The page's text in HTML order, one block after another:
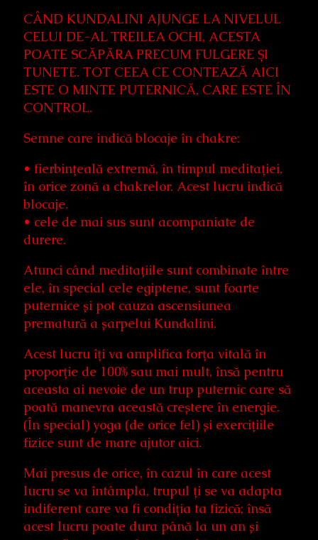
CÂND KUNDALINI AJUNGE LA NIVELUL
CELUI DE-AL TREILEA OCHI, ACESTA
POATE SCĂPĂRA PRECUM FULGERE ȘI
TUNETE. TOT CEEA CE CONTEAZĂ AICI
ESTE O MINTE PUTERNICĂ, CARE ESTE ÎN
CONTROL.
Semne care indică blocaje în chakre:
• fierbințeală extremă, în timpul meditației,
în orice zonă a chakrelor. Acest lucru indică
blocaje.
• cele de mai sus sunt acompaniate de
durere.
Atunci când meditațiile sunt combinate între
ele, în special cele egiptene, sunt foarte
puternice și pot cauza ascensiunea
prematură a șarpelui Kundalini.
Acest lucru îți va amplifica forța vitală în
proporție de 100% sau mai mult, însă pentru
aceasta ai nevoie de un trup puternic care să
poată manevra această creștere în energie.
(În special) yoga (de orice fel) și exercițiile
fizice sunt de mare ajutor aici.
Mai presus de orice, în cazul în care acest
lucru se va întâmpla, trupul ți se va adapta
indiferent care va fi condiția ta fizică; însă
acest lucru poate dura până la un an și